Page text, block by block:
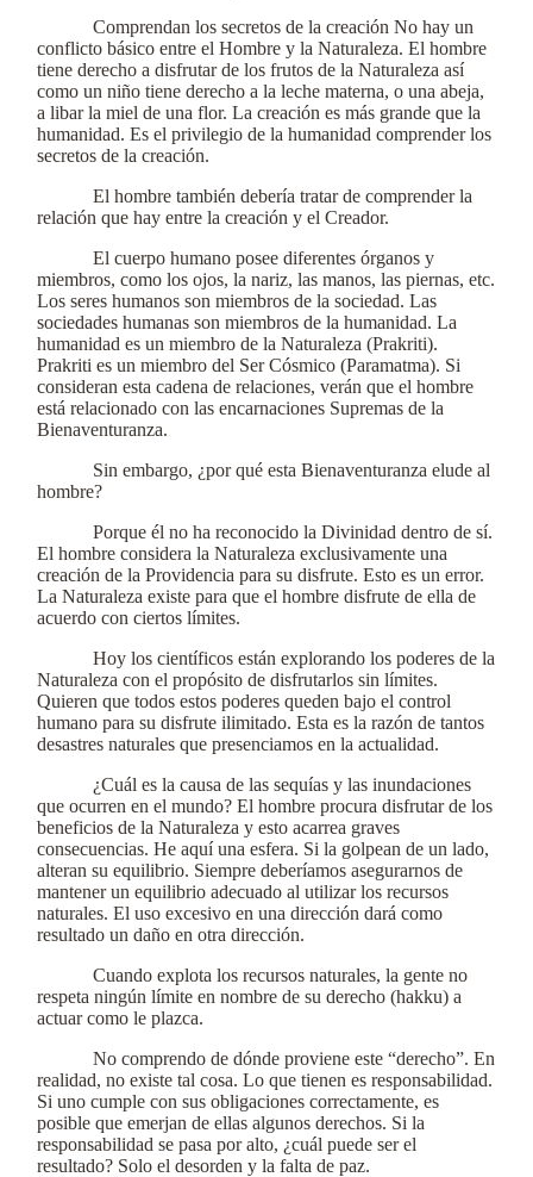
Comprendan los secretos de la creación No hay un
conflicto básico entre el Hombre y la Naturaleza. El hombre
tiene derecho a disfrutar de los frutos de la Naturaleza así
como un niño tiene derecho a la leche materna, o una abeja,
a libar la miel de una flor. La creación es más grande que la
humanidad. Es el privilegio de la humanidad comprender los
secretos de la creación.
El hombre también debería tratar de comprender la
relación que hay entre la creación y el Creador.
El cuerpo humano posee diferentes órganos y
miembros, como los ojos, la nariz, las manos, las piernas, etc.
Los seres humanos son miembros de la sociedad. Las
sociedades humanas son miembros de la humanidad. La
humanidad es un miembro de la Naturaleza (Prakriti).
Prakriti es un miembro del Ser Cósmico (Paramatma). Si
consideran esta cadena de relaciones, verán que el hombre
está relacionado con las encarnaciones Supremas de la
Bienaventuranza.
Sin embargo, ¿por qué esta Bienaventuranza elude al
hombre?
Porque él no ha reconocido la Divinidad dentro de sí.
El hombre considera la Naturaleza exclusivamente una
creación de la Providencia para su disfrute. Esto es un error.
La Naturaleza existe para que el hombre disfrute de ella de
acuerdo con ciertos límites.
Hoy los científicos están explorando los poderes de la
Naturaleza con el propósito de disfrutarlos sin límites.
Quieren que todos estos poderes queden bajo el control
humano para su disfrute ilimitado. Esta es la razón de tantos
desastres naturales que presenciamos en la actualidad.
¿Cuál es la causa de las sequías y las inundaciones
que ocurren en el mundo? El hombre procura disfrutar de los
beneficios de la Naturaleza y esto acarrea graves
consecuencias. He aquí una esfera. Si la golpean de un lado,
alteran su equilibrio. Siempre deberíamos asegurarnos de
mantener un equilibrio adecuado al utilizar los recursos
naturales. El uso excesivo en una dirección dará como
resultado un daño en otra dirección.
Cuando explota los recursos naturales, la gente no
respeta ningún límite en nombre de su derecho (hakku) a
actuar como le plazca.
No comprendo de dónde proviene este “derecho”. En
realidad, no existe tal cosa. Lo que tienen es responsabilidad.
Si uno cumple con sus obligaciones correctamente, es
posible que emerjan de ellas algunos derechos. Si la
responsabilidad se pasa por alto, ¿cuál puede ser el
resultado? Solo el desorden y la falta de paz.